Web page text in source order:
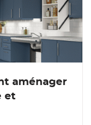
aménager
et